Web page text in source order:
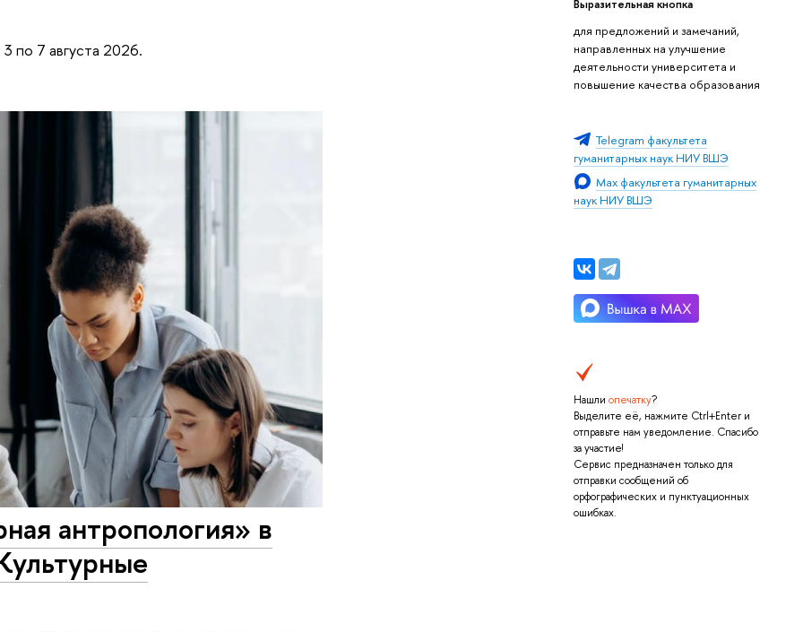
Выразительная кнопка
для предложений и замечаний,
направленных на улучшение
деятельности университета и
повышение качества образования
Telegram факультета
гуманитарных наук НИУ ВШЭ
Max факультета гуманитарных
наук НИУ ВШЭ
Нашли опечатку?
Выделите её, нажмите Ctrl+Enter и
отправьте нам уведомление. Спасибо
за участие!
Сервис предназначен только для
отправки сообщений об
орфографических и пунктуационных
ошибках.
по 7 августа 2026.
антропология» в